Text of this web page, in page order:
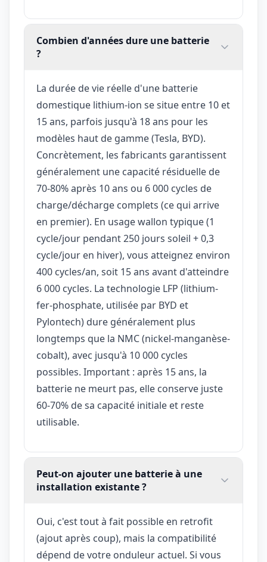
Combien d'années dure une batterie
?
La durée de vie réelle d'une batterie
domestique lithium-ion se situe entre 10 et
15 ans, parfois jusqu'à 18 ans pour les
modèles haut de gamme (Tesla, BYD).
Concrètement, les fabricants garantissent
généralement une capacité résiduelle de
70-80% après 10 ans ou 6 000 cycles de
charge/décharge complets (ce qui arrive
en premier). En usage wallon typique (1
cycle/jour pendant 250 jours soleil + 0,3
cycle/jour en hiver), vous atteignez environ
400 cycles/an, soit 15 ans avant d'atteindre
6 000 cycles. La technologie LFP (lithium-
fer-phosphate, utilisée par BYD et
Pylontech) dure généralement plus
longtemps que la NMC (nickel-manganèse-
cobalt), avec jusqu'à 10 000 cycles
possibles. Important : après 15 ans, la
batterie ne meurt pas, elle conserve juste
60-70% de sa capacité initiale et reste
utilisable.
Peut-on ajouter une batterie à une
installation existante ?
Oui, c'est tout à fait possible en retrofit
(ajout après coup), mais la compatibilité
dépend de votre onduleur actuel. Si vous